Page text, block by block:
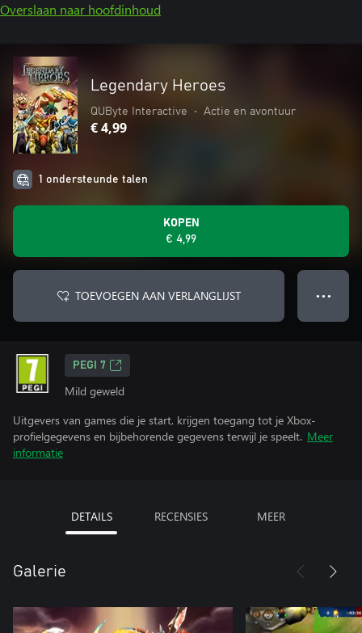
Overslaan naar hoofdinhoud
Legendary Heroes
QUByte Interactive • Actie en avontuur
€ 4,99
1 ondersteunde talen
KOPEN
€ 4,99
TOEVOEGEN AAN VERLANGLIJST ● ● ●
PEGI 7
Mild geweld
Uitgevers van games die je start, krijgen toegang tot je Xbox-
profielgegevens en bijbehorende gegevens terwijl je speelt. Meer
informatie
DETAILS RECENSIES MEER
Galerie